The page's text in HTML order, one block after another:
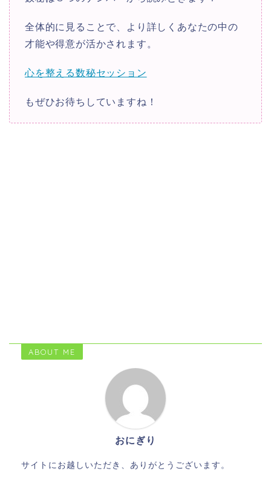
全体的に見ることで、より詳しくあなたの中の
才能や得意が活かされます。
心を整える数秘セッション
もぜひお待ちしていますね！
ABOUT ME
おにぎり
サイトにお越しいただき、ありがとうございます。